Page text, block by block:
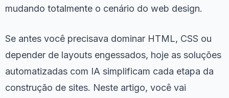
mudando totalmente o cenário do web design.
Se antes você precisava dominar HTML, CSS ou
depender de layouts engessados, hoje as soluções
automatizadas com IA simplificam cada etapa da
construção de sites. Neste artigo, você vai